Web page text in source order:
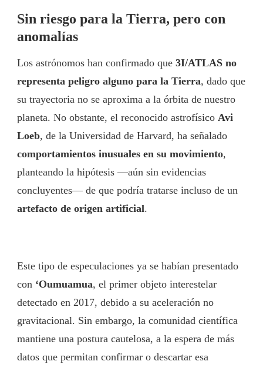
Sin riesgo para la Tierra, pero con
anomalías
Los astrónomos han confirmado que 3I/ATLAS no
representa peligro alguno para la Tierra, dado que
su trayectoria no se aproxima a la órbita de nuestro
planeta. No obstante, el reconocido astrofísico Avi
Loeb, de la Universidad de Harvard, ha señalado
comportamientos inusuales en su movimiento,
planteando la hipótesis —aún sin evidencias
concluyentes— de que podría tratarse incluso de un
artefacto de origen artificial.
Este tipo de especulaciones ya se habían presentado
con ‘Oumuamua, el primer objeto interestelar
detectado en 2017, debido a su aceleración no
gravitacional. Sin embargo, la comunidad científica
mantiene una postura cautelosa, a la espera de más
datos que permitan confirmar o descartar esa